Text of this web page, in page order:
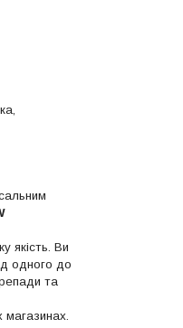
якість. Ви
одного до
та